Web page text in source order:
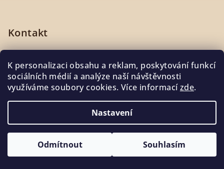
K personalizaci obsahu a reklam, poskytování funkcí
sociálních médií a analýze naší návštěvnosti
využíváme soubory cookies. Více informacízde.
Nastavení
Odmítnout Souhlasím
a
Kontakt
+420724715008
Informace pro Tebe
Poznejte nás